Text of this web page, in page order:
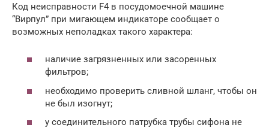
Код неисправности F4 в посудомоечной машине
“Вирпул” при мигающем индикаторе сообщает о
возможных неполадках такого характера:
наличие загрязненных или засоренных
фильтров;
необходимо проверить сливной шланг, чтобы он
не был изогнут;
у соединительного патрубка трубы сифона не